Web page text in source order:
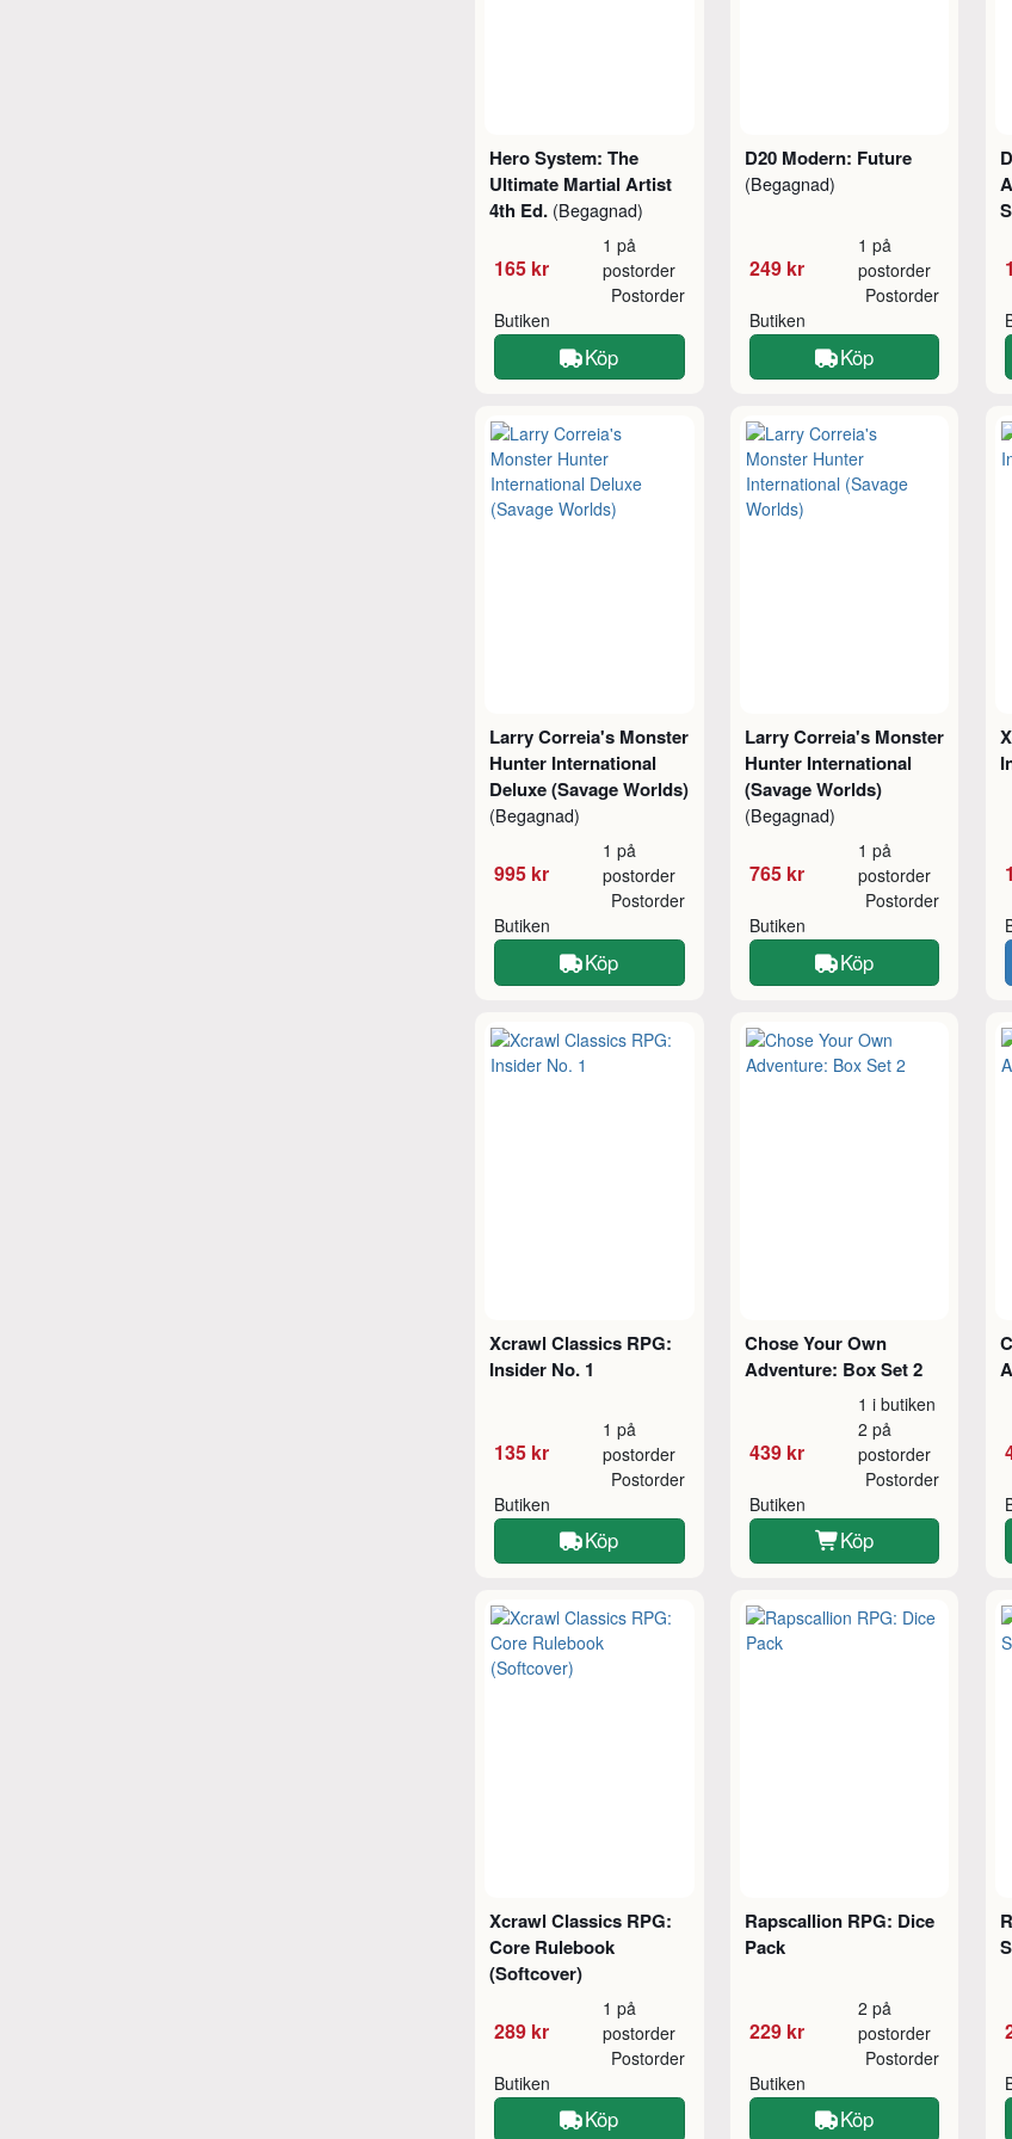
Hero System: The
Ultimate Martial Artist
4th Ed. (Begagnad)
165 kr
1 på
postorder
Butiken
Postorder
Köp
D20 Modern: Future
(Begagnad)
249 kr
1 på
postorder
Butiken
Postorder
Köp
Larry Correia's Monster
Hunter International
Deluxe (Savage Worlds)
(Begagnad)
995 kr
1 på
postorder
Butiken
Postorder
Köp
Larry Correia's Monster
Hunter International
(Savage Worlds)
(Begagnad)
765 kr
1 på
postorder
Butiken
Postorder
Köp
Xcrawl Classics RPG:
Insider No. 1
135 kr
1 på
postorder
Butiken
Postorder
Köp
Chose Your Own
Adventure: Box Set 2
439 kr
1 i butiken
2 på
postorder
Butiken
Postorder
Köp
Xcrawl Classics RPG:
Core Rulebook
(Softcover)
289 kr
1 på
postorder
Butiken
Postorder
Köp
Rapscallion RPG: Dice
Pack
229 kr
2 på
postorder
Butiken
Postorder
Köp